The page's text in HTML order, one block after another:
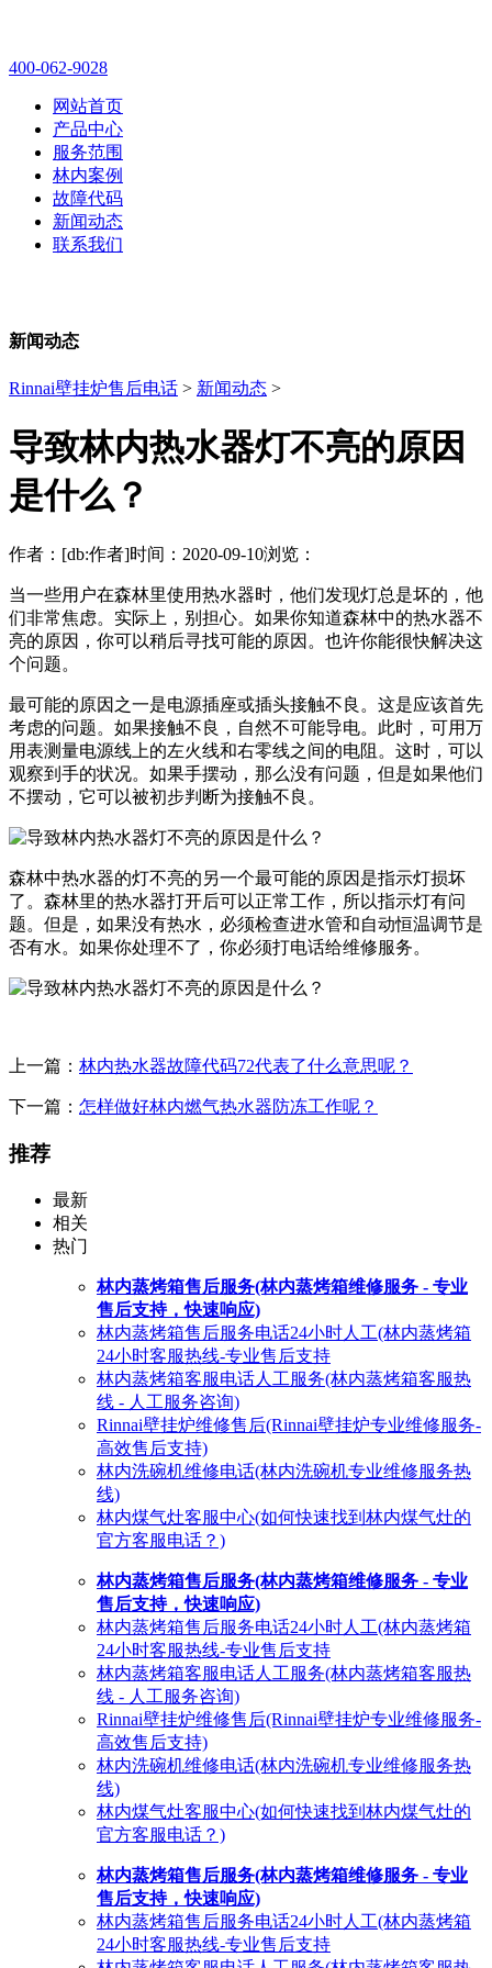
400-062-9028
网站首页
产品中心
服务范围
林内案例
故障代码
新闻动态
联系我们
新闻动态
Rinnai壁挂炉售后电话 > 新闻动态 >
导致林内热水器灯不亮的原因
是什么？
作者：[db:作者]时间：2020-09-10浏览：
当一些用户在森林里使用热水器时，他们发现灯总是坏的，他
们非常焦虑。实际上，别担心。如果你知道森林中的热水器不
亮的原因，你可以稍后寻找可能的原因。也许你能很快解决这
个问题。
最可能的原因之一是电源插座或插头接触不良。这是应该首先
考虑的问题。如果接触不良，自然不可能导电。此时，可用万
用表测量电源线上的左火线和右零线之间的电阻。这时，可以
观察到手的状况。如果手摆动，那么没有问题，但是如果他们
不摆动，它可以被初步判断为接触不良。
森林中热水器的灯不亮的另一个最可能的原因是指示灯损坏
了。森林里的热水器打开后可以正常工作，所以指示灯有问
题。但是，如果没有热水，必须检查进水管和自动恒温调节是
否有水。如果你处理不了，你必须打电话给维修服务。
上一篇： 林内热水器故障代码72代表了什么意思呢？
下一篇： 怎样做好林内燃气热水器防冻工作呢？
推荐
最新
相关
热门
林内蒸烤箱售后服务(林内蒸烤箱维修服务 - 专业
售后支持，快速响应)
林内蒸烤箱售后服务电话24小时人工(林内蒸烤箱
24小时客服热线-专业售后支持
林内蒸烤箱客服电话人工服务(林内蒸烤箱客服热
线 - 人工服务咨询)
Rinnai壁挂炉维修售后(Rinnai壁挂炉专业维修服务-
高效售后支持)
林内洗碗机维修电话(林内洗碗机专业维修服务热
线)
林内煤气灶客服中心(如何快速找到林内煤气灶的
官方客服电话？)
林内蒸烤箱售后服务(林内蒸烤箱维修服务 - 专业
售后支持，快速响应)
林内蒸烤箱售后服务电话24小时人工(林内蒸烤箱
24小时客服热线-专业售后支持
林内蒸烤箱客服电话人工服务(林内蒸烤箱客服热
线 - 人工服务咨询)
Rinnai壁挂炉维修售后(Rinnai壁挂炉专业维修服务-
高效售后支持)
林内洗碗机维修电话(林内洗碗机专业维修服务热
线)
林内煤气灶客服中心(如何快速找到林内煤气灶的
官方客服电话？)
林内蒸烤箱售后服务(林内蒸烤箱维修服务 - 专业
售后支持，快速响应)
林内蒸烤箱售后服务电话24小时人工(林内蒸烤箱
24小时客服热线-专业售后支持